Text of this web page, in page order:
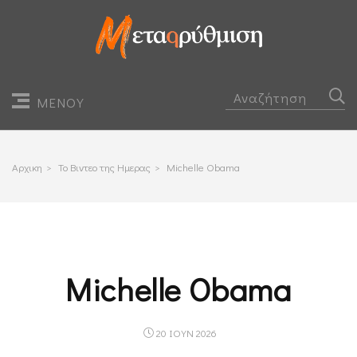
ΜΕΝΟΥ
Αρχικη > Το Βιντεο της Ημερας > Michelle Obama
Michelle Obama
20 ΙΟΥΝ 2026